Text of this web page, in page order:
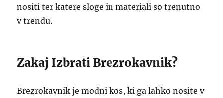
nositi ter katere sloge in materiali so trenutno
v trendu.
Zakaj Izbrati Brezrokavnik?
Brezrokavnik je modni kos, ki ga lahko nosite v